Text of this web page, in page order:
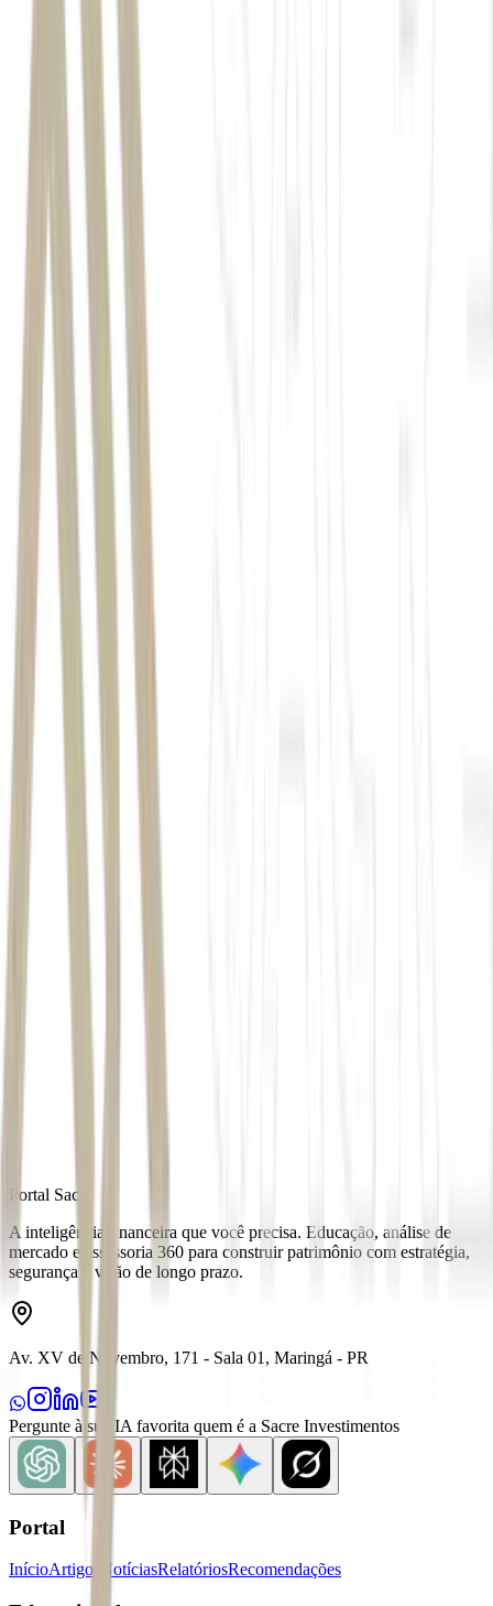
Portal Sacre
A inteligência financeira que você precisa. Educação, análise de
mercado e assessoria 360 para construir patrimônio com estratégia,
segurança e visão de longo prazo.
Av. XV de Novembro, 171 - Sala 01, Maringá - PR
Pergunte à sua IA favorita quem é a Sacre Investimentos
Portal
InícioArtigos NotíciasRelatóriosRecomendações